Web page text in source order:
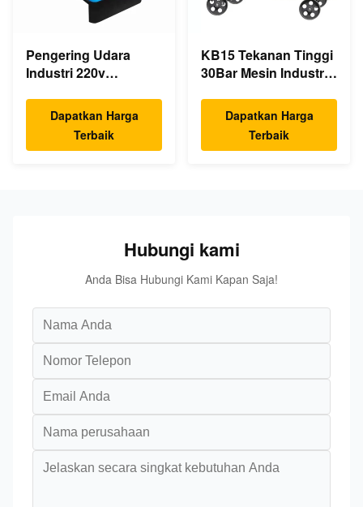
Pengering Udara
Industri 220v
Terkompresi Listrik
Pendingin
Dapatkan Harga
Terbaik
KB15 Tekanan Tinggi
30Bar Mesin Industri
Piston 15kw 20hp
Kebisingan Rendah
Dapatkan Harga
Terbaik
Hubungi kami
Anda Bisa Hubungi Kami Kapan Saja!